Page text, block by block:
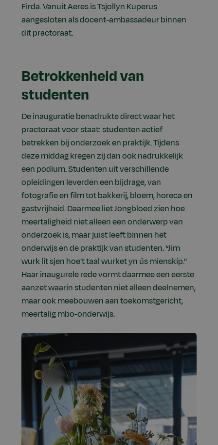
Firda. Vanuit Aeres is Tsjollyn Kuperus
aangesloten als docent-ambassadeur binnen
dit practoraat.
Betrokkenheid van
studenten
De inauguratie benadrukte direct waar het
practoraat voor staat: studenten actief
betrekken bij onderzoek en praktijk. Tijdens
deze middag kregen zij dan ook nadrukkelijk
een podium. Studenten uit verschillende
opleidingen leverden een bijdrage, van
fotografie en film tot bakkerij, bloem, horeca en
gastvrijheid. Daarmee liet Jongbloed zien hoe
meertaligheid niet alleen een onderwerp van
onderzoek is, maar juist leeft binnen het
onderwijs en de praktijk van studenten. “Jim
wurk lit sjen hoe't taal wurket yn ús mienskip.”
Haar inaugurele rede vormt daarmee een eerste
aanzet waarin studenten niet alleen deelnemen,
maar ook meebouwen aan toekomstgericht,
meertalig mbo-onderwijs.